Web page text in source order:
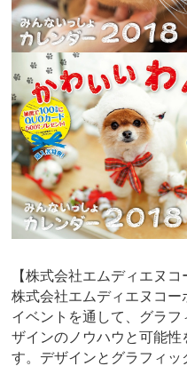
【株式会社エムディエヌコ
株式会社エムディエヌコー
イベントを通して、グラ
ザインのノウハウと可能性
す。デザインとグラフィ